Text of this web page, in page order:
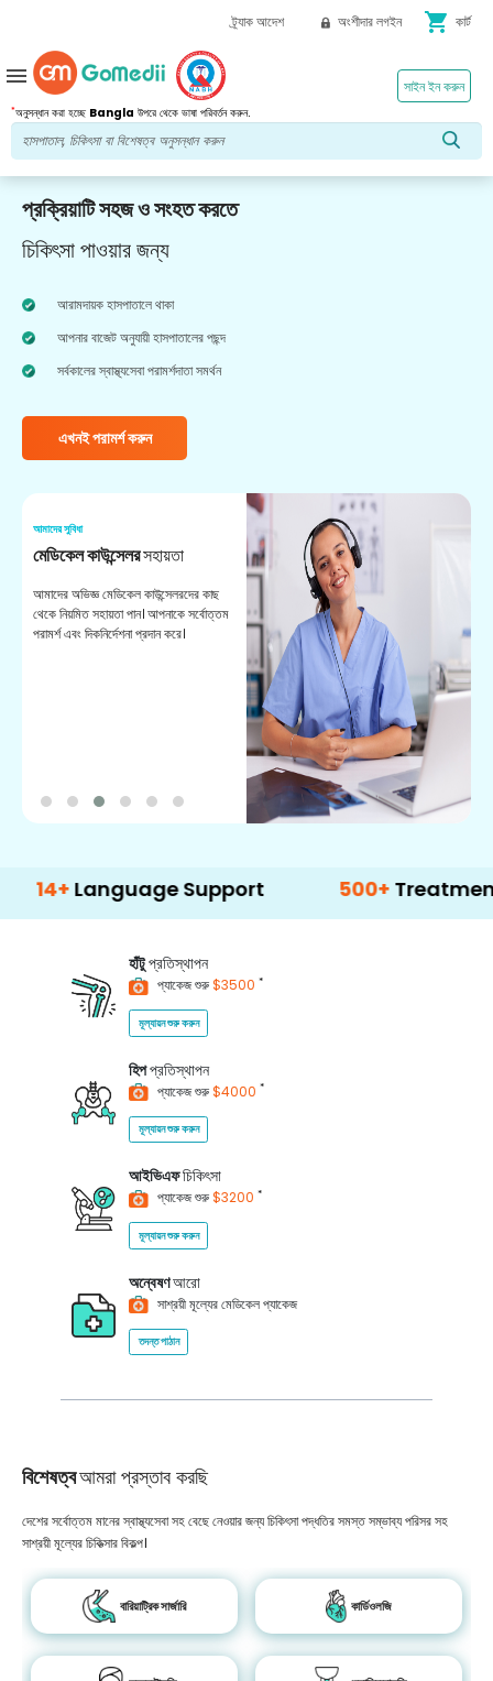
ট্র্যাক আদেশ অংশীদার লগইন shopping_cart কার্ট
*অনুসন্ধান করা হচ্ছে Bangla উপরে থেকে ভাষা পরিবর্তন করুন.
সাইন ইন করুন
menu
প্রক্রিয়াটি সহজ ও সংহত করতে
চিকিৎসা পাওয়ার জন্য
আরামদায়ক হাসপাতালে থাকা
আপনার বাজেট অনুযায়ী হাসপাতালের পছন্দ
সর্বকালের স্বাস্থ্যসেবা পরামর্শদাতা সমর্থন
এখনই পরামর্শ করুন
আমাদের সুবিধা
মেডিকেল কাউন্সেলরসহায়তা
আমাদের অভিজ্ঞ মেডিকেল কাউন্সেলরদের কাছ
থেকে নিয়মিত সহায়তা পান। আপনাকে সর্বোত্তম
পরামর্শ এবং দিকনির্দেশনা প্রদান করে।
Language Support Treatment
হাঁটুপ্রতিস্থাপন
প্যাকেজ শুরু$3500 *
মূল্যায়ন শুরু করুন
হিপপ্রতিস্থাপন
প্যাকেজ শুরু$4000 *
মূল্যায়ন শুরু করুন
আইভিএফচিকিৎসা
প্যাকেজ শুরু$3200 *
মূল্যায়ন শুরু করুন
অন্বেষণআরো
সাশ্রয়ী মূল্যের মেডিকেল প্যাকেজ
তদন্ত পাঠান
বিশেষত্বআমরা প্রস্তাব করছি
দেশের সর্বোত্তম মানের স্বাস্থ্যসেবা সহ বেছে নেওয়ার জন্য চিকিৎসা পদ্ধতির সমস্ত সম্ভাব্য পরিসর সহ
সাশ্রয়ী মূল্যের চিকিত্সার বিকল্প।
বারিয়াট্রিক সার্জারি কার্ডিওলজি